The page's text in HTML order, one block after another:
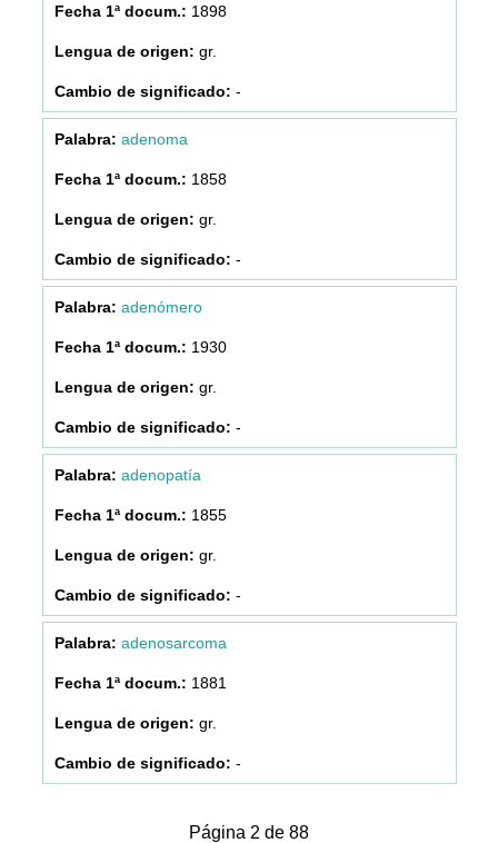
1898
gr.
-
adenoma
1858
gr.
-
adenómero
1930
gr.
-
adenopatía
1855
gr.
-
adenosarcoma
1881
gr.
-
Página 2 de 88